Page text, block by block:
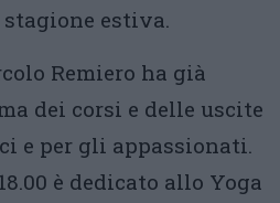
estiva.
Remiero ha già
dei corsi e delle uscite
e per gli appassionati.
è dedicato allo Yoga